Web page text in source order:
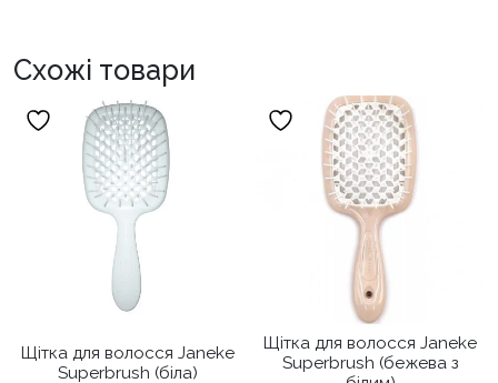
Схожі товари
Щітка для волосся Janeke
Superbrush (біла)
Щітка для волосся Janeke
Superbrush (бежева з